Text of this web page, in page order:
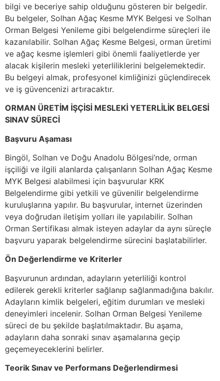
bilgi ve beceriye sahip olduğunu gösteren bir belgedir.
Bu belgeler, Solhan Ağaç Kesme MYK Belgesi ve Solhan
Orman Belgesi Yenileme gibi belgelendirme süreçleri ile
kazanılabilir. Solhan Ağaç Kesme Belgesi, orman üretimi
ve ağaç kesme işlemleri gibi önemli faaliyetlerde yer
alacak kişilerin mesleki yeterliliklerini belgelemektedir.
Bu belgeyi almak, profesyonel kimliğinizi güçlendirecek
ve iş güvencenizi artıracaktır.
ORMAN ÜRETİM İŞÇİSİ MESLEKİ YETERLİLİK BELGESİ
SINAV SÜRECİ
Başvuru Aşaması
Bingöl, Solhan ve Doğu Anadolu Bölgesi’nde, orman
işçiliği ve ilgili alanlarda çalışanların Solhan Ağaç Kesme
MYK Belgesi alabilmesi için başvurular KRK
Belgelendirme gibi yetkili ve güvenilir belgelendirme
kuruluşlarına yapılır. Bu başvurular, internet üzerinden
veya doğrudan iletişim yolları ile yapılabilir. Solhan
Orman Sertifikası almak isteyen adaylar da aynı süreçle
başvuru yaparak belgelendirme sürecini başlatabilirler.
Ön Değerlendirme ve Kriterler
Başvurunun ardından, adayların yeterliliği kontrol
edilerek gerekli kriterler sağlanıp sağlanmadığına bakılır.
Adayların kimlik belgeleri, eğitim durumları ve mesleki
deneyimleri incelenir. Solhan Orman Belgesi Yenileme
süreci de bu şekilde başlatılmaktadır. Bu aşama,
adayların daha sonraki sınav aşamalarına geçip
geçemeyeceklerini belirler.
Teorik Sınav ve Performans Değerlendirmesi